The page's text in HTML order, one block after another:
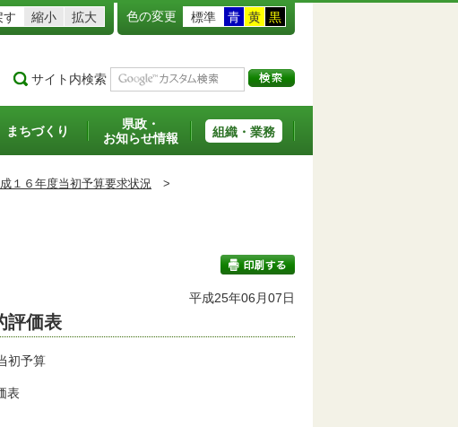
す 縮小 拡大 色の変更 標準 青 黄 黒
サイト内検索
まちづくり
県政・
お知らせ情報
組織・業務
１６年度当初予算要求状況 >
印刷する
平成25年06月07日
価表
初予算
表